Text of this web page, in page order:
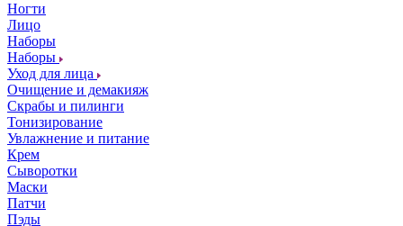
Ногти
Лицо
Наборы
Наборы
Уход для лица
Очищение и демакияж
Скрабы и пилинги
Тонизирование
Увлажнение и питание
Крем
Сыворотки
Маски
Патчи
Пэды